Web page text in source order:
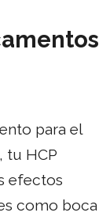
para el
tu HCP
efectos
como boca